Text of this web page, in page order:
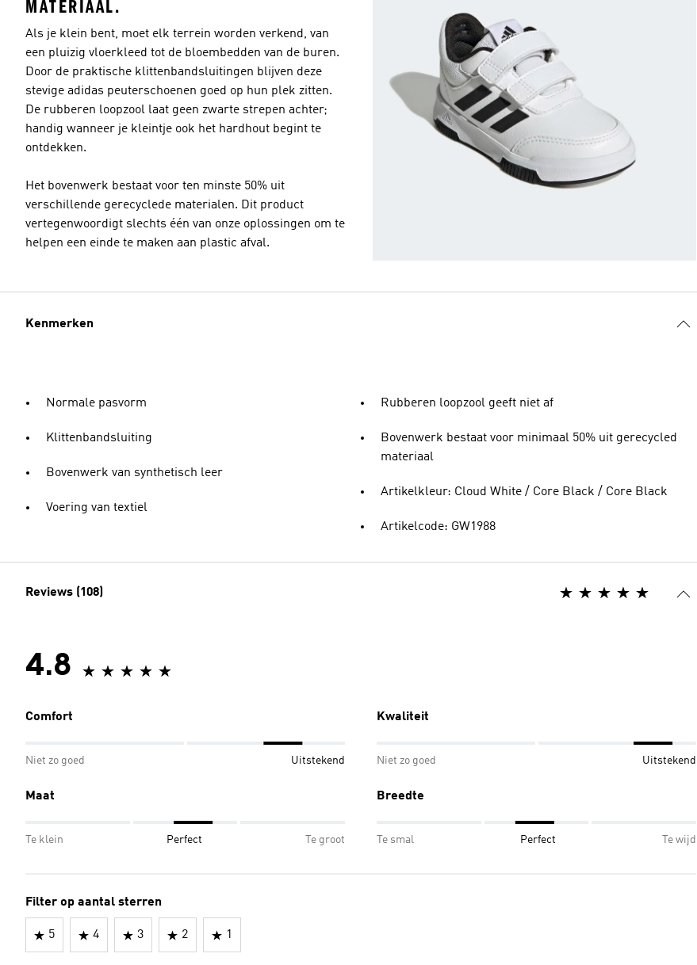
MATERIAAL.
Als je klein bent, moet elk terrein worden verkend, van
een pluizig vloerkleed tot de bloembedden van de buren.
Door de praktische klittenbandsluitingen blijven deze
stevige adidas peuterschoenen goed op hun plek zitten.
De rubberen loopzool laat geen zwarte strepen achter;
handig wanneer je kleintje ook het hardhout begint te
ontdekken.
Het bovenwerk bestaat voor ten minste 50% uit
verschillende gerecyclede materialen. Dit product
vertegenwoordigt slechts één van onze oplossingen om te
helpen een einde te maken aan plastic afval.
Kenmerken
Normale pasvorm
Klittenbandsluiting
Bovenwerk van synthetisch leer
Voering van textiel
Rubberen loopzool geeft niet af
Bovenwerk bestaat voor minimaal 50% uit gerecycled
materiaal
Artikelkleur: Cloud White / Core Black / Core Black
Artikelcode: GW1988
Reviews (108)
4.8
Comfort
Niet zo goed Uitstekend
Kwaliteit
Niet zo goed Uitstekend
Maat
Te klein Perfect Te groot
Breedte
Te smal Perfect Te wijd
Filter op aantal sterren
5 4 3 2 1